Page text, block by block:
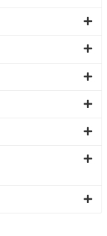
nhà
dọc một vách tường,
tiện khi bố trí các thiết
tạo sự linh hoạt hơn